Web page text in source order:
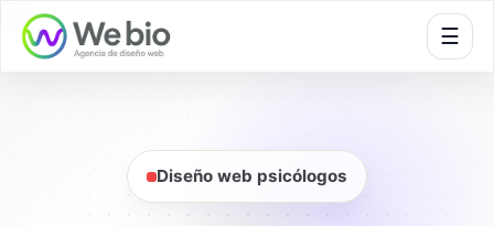
☰
Diseño web psicólogos